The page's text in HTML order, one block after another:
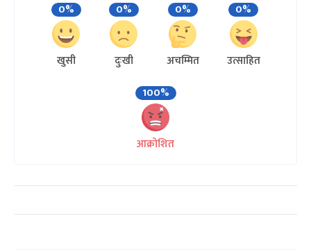
0%
खुसी
0%
दुःखी
0%
अचम्मित
0%
उत्साहित
100%
आक्रोशित